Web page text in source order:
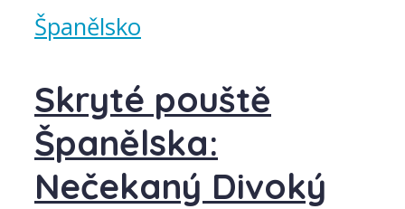
Španělsko
Skryté pouště
Španělska:
Nečekaný Divoký